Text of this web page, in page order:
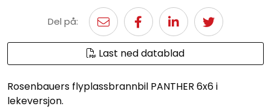
Del på:
Last ned datablad
Rosenbauers flyplassbrannbil PANTHER 6x6 i
lekeversjon.